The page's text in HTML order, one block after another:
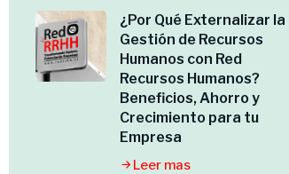
¿Por Qué Externalizar la
Gestión de Recursos
Humanos con Red
Recursos Humanos?
Beneficios, Ahorro y
Crecimiento para tu
Empresa
Leer mas